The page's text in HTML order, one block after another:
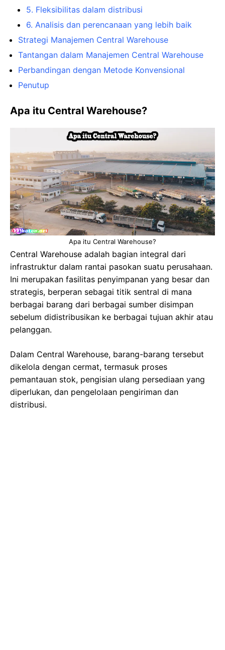
5. Fleksibilitas dalam distribusi
6. Analisis dan perencanaan yang lebih baik
Strategi Manajemen Central Warehouse
Tantangan dalam Manajemen Central Warehouse
Perbandingan dengan Metode Konvensional
Penutup
Apa itu Central Warehouse?
Apa itu Central Warehouse?
Central Warehouse adalah bagian integral dari
infrastruktur dalam rantai pasokan suatu perusahaan.
Ini merupakan fasilitas penyimpanan yang besar dan
strategis, berperan sebagai titik sentral di mana
berbagai barang dari berbagai sumber disimpan
sebelum didistribusikan ke berbagai tujuan akhir atau
pelanggan.
Dalam Central Warehouse, barang-barang tersebut
dikelola dengan cermat, termasuk proses
pemantauan stok, pengisian ulang persediaan yang
diperlukan, dan pengelolaan pengiriman dan
distribusi.